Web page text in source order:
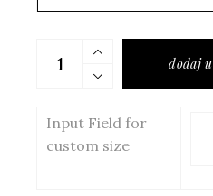
Midi narrow dress with
dodaj
Input Field for
custom size